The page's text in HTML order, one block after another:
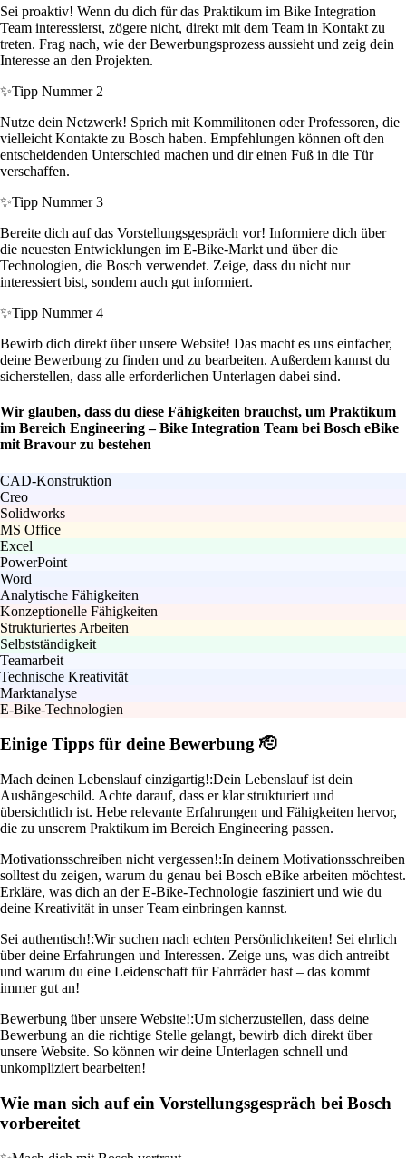
Sei proaktiv! Wenn du dich für das Praktikum im Bike Integration
Team interessierst, zögere nicht, direkt mit dem Team in Kontakt zu
treten. Frag nach, wie der Bewerbungsprozess aussieht und zeig dein
Interesse an den Projekten.
✨Tipp Nummer 2
Nutze dein Netzwerk! Sprich mit Kommilitonen oder Professoren, die
vielleicht Kontakte zu Bosch haben. Empfehlungen können oft den
entscheidenden Unterschied machen und dir einen Fuß in die Tür
verschaffen.
✨Tipp Nummer 3
Bereite dich auf das Vorstellungsgespräch vor! Informiere dich über
die neuesten Entwicklungen im E-Bike-Markt und über die
Technologien, die Bosch verwendet. Zeige, dass du nicht nur
interessiert bist, sondern auch gut informiert.
✨Tipp Nummer 4
Bewirb dich direkt über unsere Website! Das macht es uns einfacher,
deine Bewerbung zu finden und zu bearbeiten. Außerdem kannst du
sicherstellen, dass alle erforderlichen Unterlagen dabei sind.
Wir glauben, dass du diese Fähigkeiten brauchst, um Praktikum
im Bereich Engineering – Bike Integration Team bei Bosch eBike
mit Bravour zu bestehen
CAD-Konstruktion
Creo
Solidworks
MS Office
Excel
PowerPoint
Word
Analytische Fähigkeiten
Konzeptionelle Fähigkeiten
Strukturiertes Arbeiten
Selbstständigkeit
Teamarbeit
Technische Kreativität
Marktanalyse
E-Bike-Technologien
Einige Tipps für deine Bewerbung 🫡
Mach deinen Lebenslauf einzigartig!:Dein Lebenslauf ist dein
Aushängeschild. Achte darauf, dass er klar strukturiert und
übersichtlich ist. Hebe relevante Erfahrungen und Fähigkeiten hervor,
die zu unserem Praktikum im Bereich Engineering passen.
Motivationsschreiben nicht vergessen!:In deinem Motivationsschreiben
solltest du zeigen, warum du genau bei Bosch eBike arbeiten möchtest.
Erkläre, was dich an der E-Bike-Technologie fasziniert und wie du
deine Kreativität in unser Team einbringen kannst.
Sei authentisch!:Wir suchen nach echten Persönlichkeiten! Sei ehrlich
über deine Erfahrungen und Interessen. Zeige uns, was dich antreibt
und warum du eine Leidenschaft für Fahrräder hast – das kommt
immer gut an!
Bewerbung über unsere Website!:Um sicherzustellen, dass deine
Bewerbung an die richtige Stelle gelangt, bewirb dich direkt über
unsere Website. So können wir deine Unterlagen schnell und
unkompliziert bearbeiten!
Wie man sich auf ein Vorstellungsgespräch bei Bosch
vorbereitet